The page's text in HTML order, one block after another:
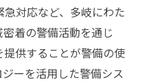
対応など、多岐にわた
着の警備活動を通じ
供することが警備の使
ーを活用した警備シス